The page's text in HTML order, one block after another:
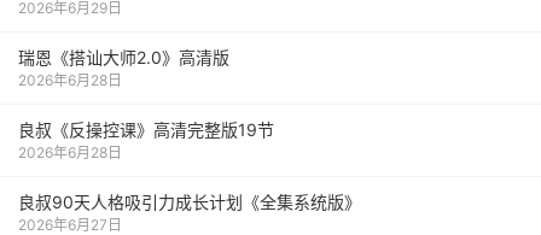
2026年6月29日
瑞恩《搭讪大师2.0》高清版
2026年6月28日
良叔《反操控课》高清完整版19节
2026年6月28日
良叔90天人格吸引力成长计划《全集系统版》
2026年6月27日